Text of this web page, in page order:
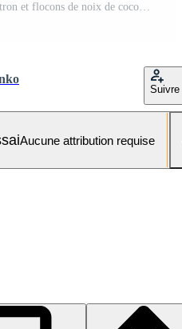
morceau de biscuit dessert au citron et flocons de noix de coco. Photo Pro
Suivre
Aucune attribution requise